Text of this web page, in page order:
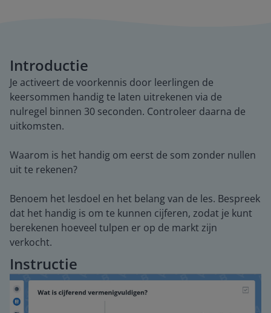
Introductie
Je activeert de voorkennis door leerlingen de
keersommen handig te laten uitrekenen via de
nulregel binnen 30 seconden. Controleer daarna de
uitkomsten.
Waarom is het handig om eerst de som zonder nullen
uit te rekenen?
Benoem het lesdoel en het belang van de les. Bespreek
dat het handig is om te kunnen cijferen, zodat je kunt
berekenen hoeveel tulpen er op de markt zijn
verkocht.
Instructie